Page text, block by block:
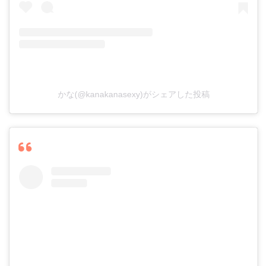
かな(@kanakanasexy)がシェアした投稿